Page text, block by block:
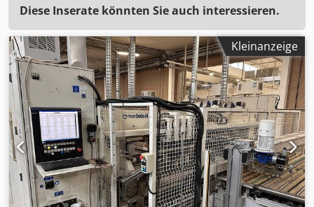
Diese Inserate könnten Sie auch interessieren.
Kleinanzeige